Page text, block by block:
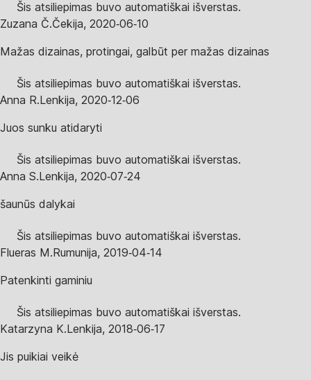
Šis atsiliepimas buvo automatiškai išverstas.
Zuzana Č.Čekija, 2020‑06‑10
Mažas dizainas, protingai, galbūt per mažas dizainas
Šis atsiliepimas buvo automatiškai išverstas.
Anna R.Lenkija, 2020‑12‑06
Juos sunku atidaryti
Šis atsiliepimas buvo automatiškai išverstas.
Anna S.Lenkija, 2020‑07‑24
šaunūs dalykai
Šis atsiliepimas buvo automatiškai išverstas.
Flueras M.Rumunija, 2019‑04‑14
Patenkinti gaminiu
Šis atsiliepimas buvo automatiškai išverstas.
Katarzyna K.Lenkija, 2018‑06‑17
Jis puikiai veikė